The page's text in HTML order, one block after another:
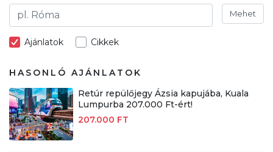
Mehet
Ajánlatok Cikkek
HASONLÓ AJÁNLATOK
Retúr repülőjegy Ázsia kapujába, Kuala
Lumpurba 207.000 Ft-ért!
207.000 FT